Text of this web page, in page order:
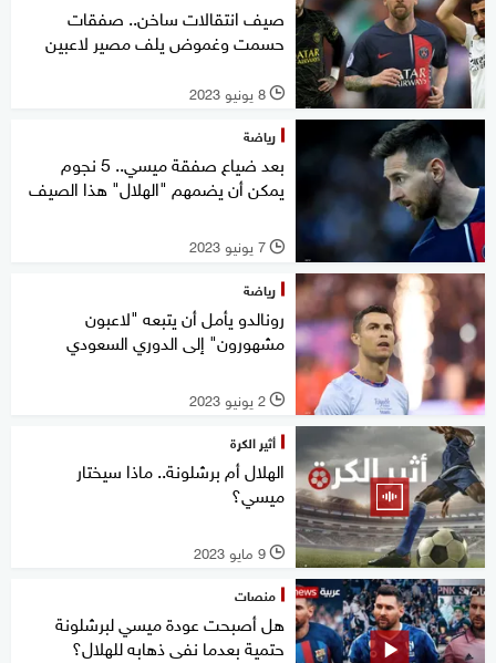
صيف انتقالات ساخن.. صفقات
حسمت وغموض يلف مصير لاعبين
l 8 يونيو 2023
رياضة
بعد ضياع صفقة ميسي.. 5 نجوم
يمكن أن يضمهم "الهلال" هذا الصيف
l 7 يونيو 2023
رياضة
رونالدو يأمل أن يتبعه "لاعبون
مشهورون" إلى الدوري السعودي
l 2 يونيو 2023
أثير الكرة
الهلال أم برشلونة.. ماذا سيختار
ميسي؟
l 9 مايو 2023
منصات
هل أصبحت عودة ميسي لبرشلونة
حتمية بعدما نفى ذهابه للهلال؟